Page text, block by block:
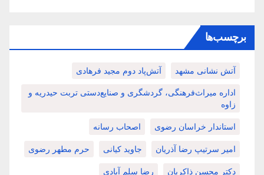
برچسب‌ها
آتش نشانی مشهد آتش‌پاد دوم مجید فرهادی
اداره میراث‌فرهنگی، گردشگری و صنایع‌دستی تربت حیدریه و
زاوه
استاندار خراسان رضوی اصحاب رسانه
امیر سرتیپ رضا آذریان جاوید کیانی حرم مطهر رضوی
دکتر محسن ذاکریان رضا سلم آبادی